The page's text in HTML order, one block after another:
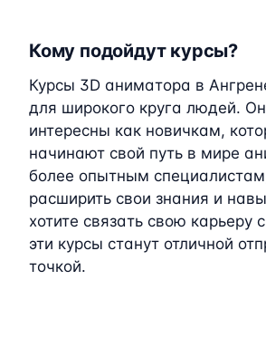
Кому подойдут курсы?
Курсы 3D аниматора в
для широкого круга людей.
интересны как новичкам,
начинают свой путь в мире
более опытным
расширить свои знания и
хотите связать свою карьеру
эти курсы станут отличной
точкой.